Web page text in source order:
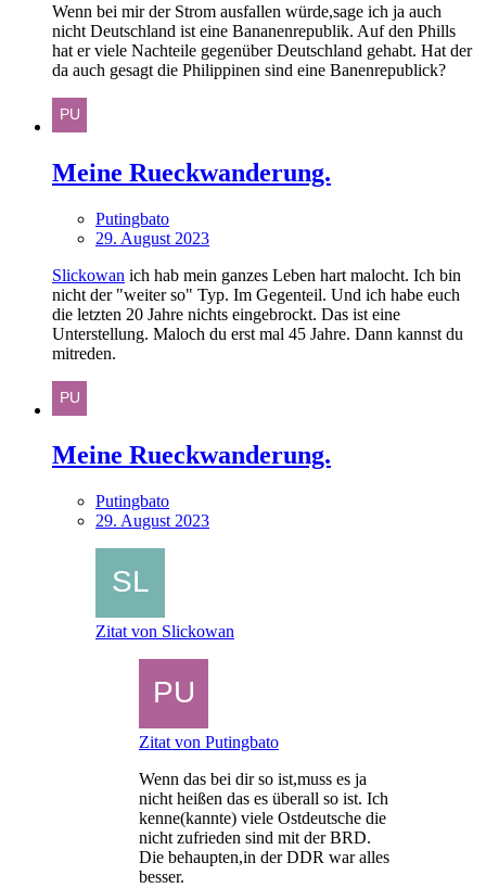
Wenn bei mir der Strom ausfallen würde,sage ich ja auch
nicht Deutschland ist eine Bananenrepublik. Auf den Phills
hat er viele Nachteile gegenüber Deutschland gehabt. Hat der
da auch gesagt die Philippinen sind eine Banenrepublick?
Meine Rueckwanderung.
Putingbato
29. August 2023
Slickowan ich hab mein ganzes Leben hart malocht. Ich bin
nicht der "weiter so" Typ. Im Gegenteil. Und ich habe euch
die letzten 20 Jahre nichts eingebrockt. Das ist eine
Unterstellung. Maloch du erst mal 45 Jahre. Dann kannst du
mitreden.
Meine Rueckwanderung.
Putingbato
29. August 2023
Zitat von Slickowan
Zitat von Putingbato
Wenn das bei dir so ist,muss es ja
nicht heißen das es überall so ist. Ich
kenne(kannte) viele Ostdeutsche die
nicht zufrieden sind mit der BRD.
Die behaupten,in der DDR war alles
besser.